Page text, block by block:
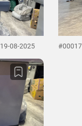
19-08-2025